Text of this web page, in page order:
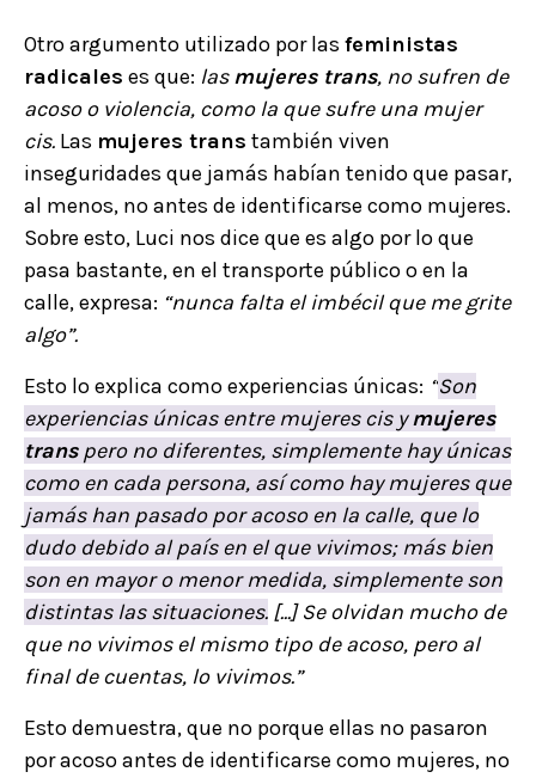
Otro argumento utilizado por las feministas
radicales es que: lasmujeres trans, no sufren de
acoso o violencia, como la que sufre una mujer
cis. Las mujeres trans también viven
inseguridades que jamás habían tenido que pasar,
al menos, no antes de identificarse como mujeres.
Sobre esto, Luci nos dice que es algo por lo que
pasa bastante, en el transporte público o en la
calle, expresa: “nunca falta el imbécil que me grite
algo”.
Esto lo explica como experiencias únicas: “Son
experiencias únicas entre mujeres cis ymujeres
transpero no diferentes, simplemente hay únicas
como en cada persona, así como hay mujeres que
jamás han pasado por acoso en la calle, que lo
dudo debido al país en el que vivimos; más bien
son en mayor o menor medida, simplemente son
distintas las situaciones. [...] Se olvidan mucho de
que no vivimos el mismo tipo de acoso, pero al
final de cuentas, lo vivimos.”
Esto demuestra, que no porque ellas no pasaron
por acoso antes de identificarse como mujeres, no